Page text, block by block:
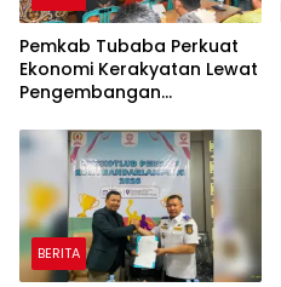
Pemkab Tubaba Perkuat
Ekonomi Kerakyatan Lewat
Pengembangan
Penyaluran KUR
BERITA